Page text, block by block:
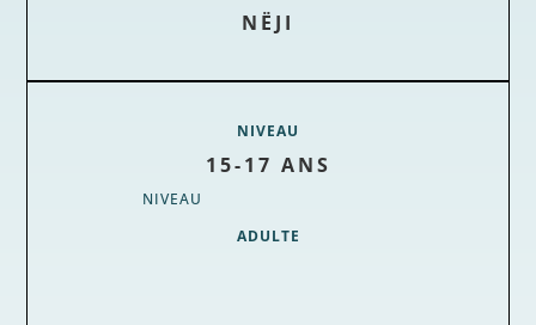
NËJI
NIVEAU
15-17 ANS
NIVEAU
ADULTE